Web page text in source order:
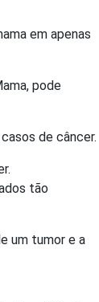
em apenas
pode
de câncer.
tão
um tumor e a